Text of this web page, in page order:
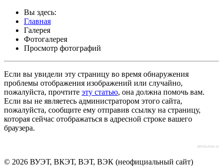
Вы здесь:
Главная
Галерея
Фотогалерея
Просмотр фотографий
Если вы увидели эту страницу во время обнаружения
проблемы отображения изображений или случайно,
пожалуйста, прочтите эту статью, она должна помочь вам.
Если вы не являетесь администратором этого сайта,
пожалуйста, сообщите ему отправив ссылку на страницу,
которая сейчас отображаться в адресной строке вашего
браузера.
afisha-msk.ru
© 2026 ВУЭТ, ВКЭТ, ВЭТ, ВЭК (неофициальный сайт)